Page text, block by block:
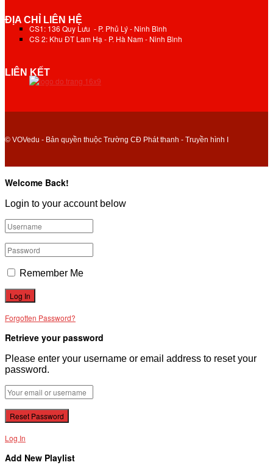
ĐỊA CHỈ LIÊN HỆ
CS1: 136 Quy Lưu - P. Phủ Lý - Ninh Bình
CS 2: Khu ĐT Lam Hạ - P. Hà Nam - Ninh Bình
LIÊN KẾT
© VOVedu - Bản quyền thuộc Trường CĐ Phát thanh - Truyền hình I
Welcome Back!
Login to your account below
Remember Me
Forgotten Password?
Retrieve your password
Please enter your username or email address to reset your
password.
Log In
Add New Playlist